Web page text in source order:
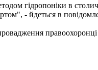
гідропоніки в
- йдеться в